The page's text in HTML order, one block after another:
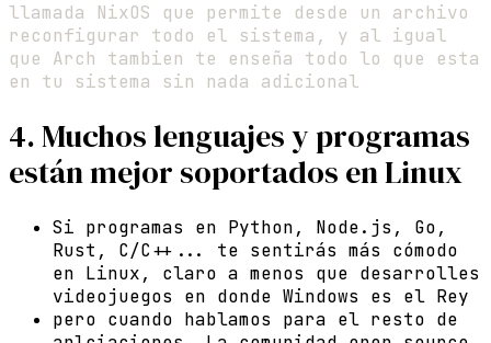
llamada NixOS que permite desde un archivo
reconfigurar todo el sistema, y al igual
que Arch tambien te enseña todo lo que esta
en tu sistema sin nada adicional
4. Muchos lenguajes y programas
están mejor soportados en Linux
Si programas en Python, Node.js, Go,
Rust, C/C++... te sentirás más cómodo
en Linux, claro a menos que desarrolles
videojuegos en donde Windows es el Rey
pero cuando hablamos para el resto de